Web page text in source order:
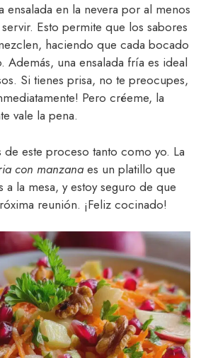
ensalada en la nevera por al menos
Esto permite que los sabores
haciendo que cada bocado
Además, una ensalada fría es ideal
Si tienes prisa, no te preocupes,
Pero créeme, la
vale la pena.
este proceso tanto como yo. La
con manzana es un platillo que
a la mesa, y estoy seguro de que
reunión. ¡Feliz cocinado!